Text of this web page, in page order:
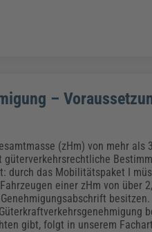
–
(zHm) von mehr als
durch das Mobilitätspaket I
einer zHm von über
gibt, folgt in unserem